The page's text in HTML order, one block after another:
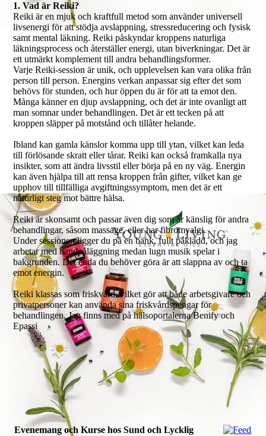
1. Vad är Reiki?
Reiki är en mjuk och kraftfull metod som använder universell
livsenergi för att stödja avslappning, stressreducering och fysisk
samt mental läkning. Reiki påskyndar kroppens naturliga
läkningsprocess och återställer energi, utan biverkningar. Det är
ett utmärkt komplement till andra behandlingsformer.
Varje Reiki-session är unik, och upplevelsen kan vara olika från
person till person. Energins verkan anpassar sig efter det som
behövs för stunden, och hur öppen du är för att ta emot den.
Många känner en djup avslappning, och det är inte ovanligt att
man somnar under behandlingen. Det är ett tecken på att
kroppen släpper på motstånd och tillåter helande.
Ibland kan gamla känslor komma upp till ytan, vilket kan leda
till förlösande skratt eller tårar. Reiki kan också framkalla nya
insikter, som att ändra livsstil eller börja på en ny väg. Energin
kan även hjälpa till att rensa kroppen från gifter, vilket kan ge
upphov till tillfälliga avgiftningssymptom, men det är ett
naturligt steg mot bättre hälsa.
Reiki är skonsamt och passar även dig som är känslig för andra
behandlingar, såsom massage, eller har fibromyalgi.
Under sessionen ligger du på en bänk, fullt påklädd, och jag
arbetar med handpåläggning medan lugn musik spelar i
bakgrunden. Det enda du behöver göra är att slappna av och ta
emot energin.
Reiki klassas som friskvård, vilket gör att både arbetsgivare och
privatpersoner kan använda sina friskvårdspengar för
behandlingen. Jag finns med på hälsoportalerna Benify och
Epassi
Evenemang och Kurse hos Sund och Lycklig